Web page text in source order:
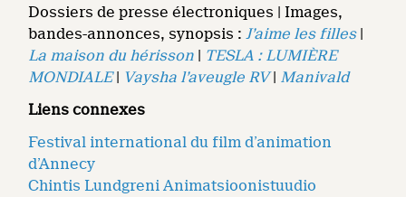
Dossiers de presse électroniques | Images,
bandes-annonces, synopsis :J’aime les filles|
La maison du hérisson | TESLA : LUMIÈRE
MONDIALE| Vaysha l’aveugle RV| Manivald
Liens connexes
Festival international du film d’animation
d’Annecy
Chintis Lundgreni Animatsioonistuudio